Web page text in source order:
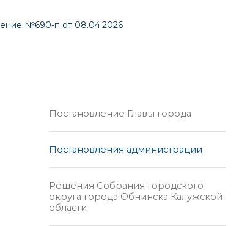
№690-п от 08.04.2026
Постановление Главы города
Постановления администрации
Решения Собрания городского
округа города Обнинска Калужской
области